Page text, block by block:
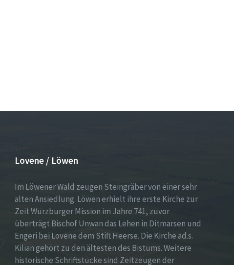
Lovene / Löwen
Im Löwener Wald zeugen Steingräber von einer sehr
alten Ansiedlung. Löwen erhielt ihre erste Kirche zur
Zeit Würzburger Mission im Jahre 741, zuvor
überträgt Bischof Unwan das Lehen in Ditmarsen und
Engeri bei Lovene dem Stift Heerse. Die Kirche ad.s.
Kilian gehört zu den ältesten des Bistums. Weitere
historische Schriftstücke sind Zeitzeugen der